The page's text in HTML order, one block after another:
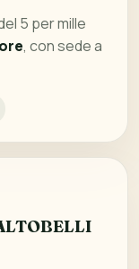
5 per mille
, con sede a